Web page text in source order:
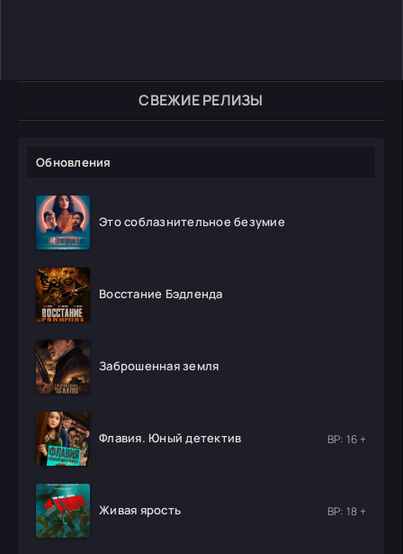
СВЕЖИЕ РЕЛИЗЫ
Обновления
Это соблазнительное безумие
Восстание Бэдленда
Заброшенная земля
Флавия. Юный детектив ВР: 16 +
Живая ярость ВР: 18 +